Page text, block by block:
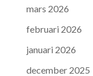
mars 2026
februari 2026
januari 2026
december 2025